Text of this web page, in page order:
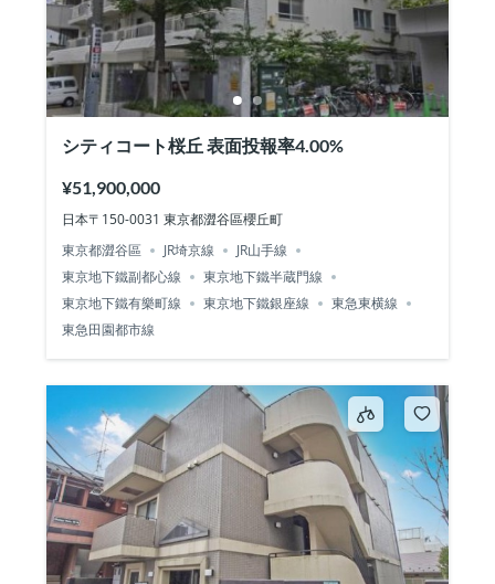
シティコート桜丘 表面投報率4.00%
¥51,900,000
日本〒150-0031 東京都澀谷區櫻丘町
東京都澀谷區
JR埼京線
JR山手線
東京地下鐵副都心線
東京地下鐵半蔵門線
東京地下鐵有樂町線
東京地下鐵銀座線
東急東横線
東急田園都市線